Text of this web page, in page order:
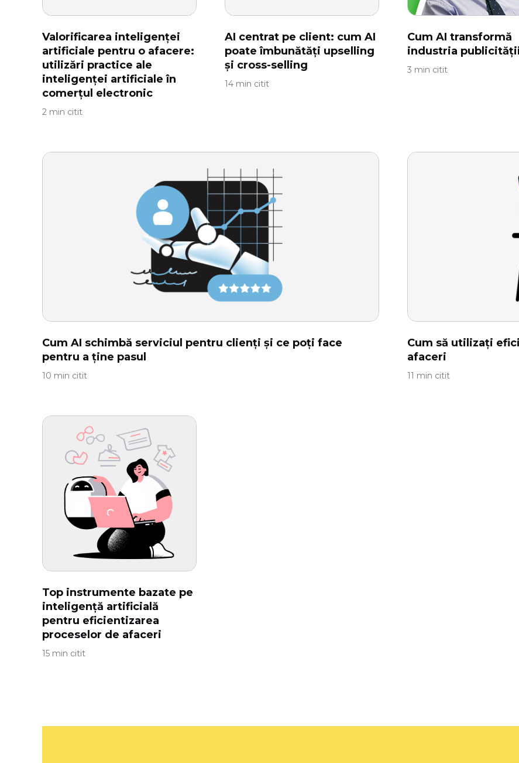
Valorificarea inteligenței
artificiale pentru o afacere:
utilizări practice ale
inteligenței artificiale în
comerțul electronic
2 min citit
AI centrat pe client: cum AI
poate îmbunătăți upselling
și cross-selling
14 min citit
Cum AI transformă
industria
3 min citit
Cum AI schimbă serviciul pentru clienți și ce poți face
pentru a ține pasul
10 min citit
Cum să utilizați
afaceri
11 min citit
Top instrumente bazate pe
inteligență artificială
pentru eficientizarea
proceselor de afaceri
15 min citit